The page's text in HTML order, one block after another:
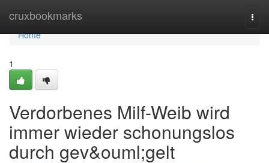
cruxbookmarks
Home
Home
1
Verdorbenes Milf-Weib wird
immer wieder schonungslos
durch gev&ouml;gelt